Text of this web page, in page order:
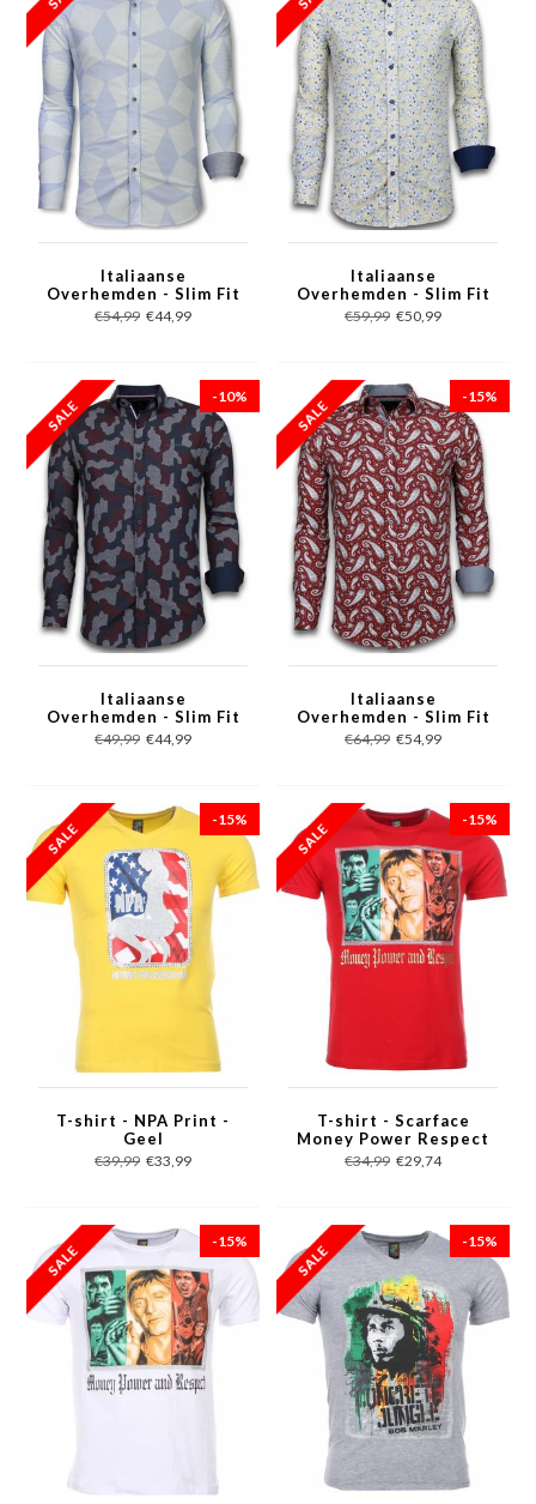
Italiaanse
Overhemden - Slim Fit
Overhemd - Blouse
Line Pattern - Licht
€54,99 €44,99
Italiaanse
Overhemden - Slim Fit
Overhemd - Blouse
Drawn Flower Pattern
€59,99 €50,99
-10%
Italiaanse
Overhemden - Slim Fit
Overhemd - Blouse
Dotted Camouflage
€49,99 €44,99
-15%
Italiaanse
Overhemden - Slim Fit
Overhemd - Blouse
Flower Pattern -
€64,99 €54,99
-15%
T-shirt - NPA Print -
Geel
€39,99 €33,99
-15%
T-shirt - Scarface
Money Power Respect
Print - Rood
€34,99 €29,74
-15% -15%